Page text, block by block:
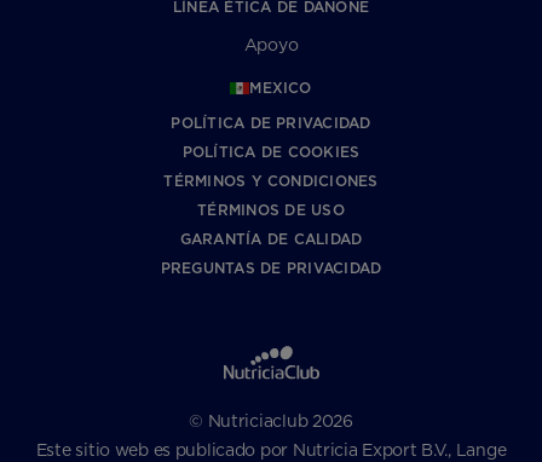
LÍNEA ÉTICA DE DANONE
Apoyo
MEXICO
POLÍTICA DE PRIVACIDAD
POLÍTICA DE COOKIES
TÉRMINOS Y CONDICIONES
TÉRMINOS DE USO
GARANTÍA DE CALIDAD
PREGUNTAS DE PRIVACIDAD
© Nutriciaclub 2026
Este sitio web es publicado por Nutricia Export B.V., Lange